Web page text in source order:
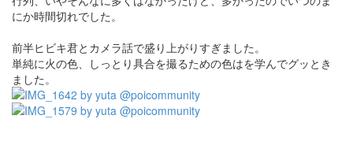
にか時間切れでした。
前半ヒビキ君とカメラ話で盛り上がりすぎました。
単純に火の色、しっとり具合を撮るための色はを学んでグッとき
ました。